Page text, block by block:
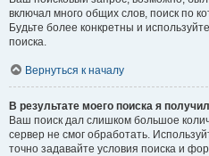
включал много общих слов, поиск по
Будьте более конкретны и
поиска.
Вернуться к началу
В результате моего поиска я
Ваш поиск дал слишком большое
сервер не смог обработать.
точно задавайте условия поиска и